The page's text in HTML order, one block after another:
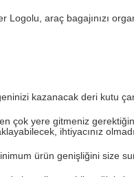
Logolu, araç bagajınızı
kazanacak deri kutu
çok yere gitmeniz
ihtiyacınız
ürün genişliğini size